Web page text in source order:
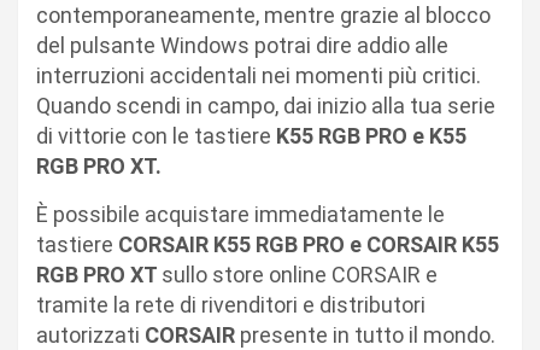
contemporaneamente, mentre grazie al blocco
del pulsante Windows potrai dire addio alle
interruzioni accidentali nei momenti più critici.
Quando scendi in campo, dai inizio alla tua serie
di vittorie con le tastiere K55 RGB PRO e K55
RGB PRO XT.
È possibile acquistare immediatamente le
tastiere CORSAIR K55 RGB PRO e CORSAIR K55
RGB PRO XT sullo store online CORSAIR e
tramite la rete di rivenditori e distributori
autorizzati CORSAIR presente in tutto il mondo.